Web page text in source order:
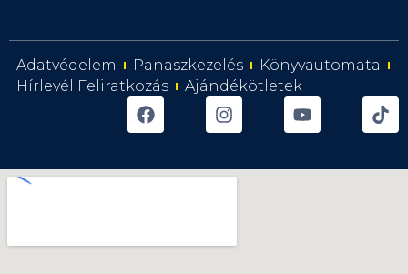
Adatvédelem Panaszkezelés
Könyvautomata
Hírlevél Feliratkozás
Ajándékötletek